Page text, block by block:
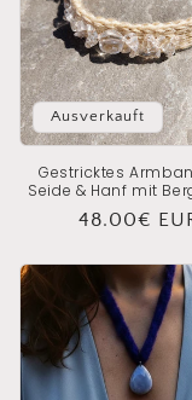
Ausverkauft
Gestricktes
Seide & Hanf mit
Normaler
48.00€